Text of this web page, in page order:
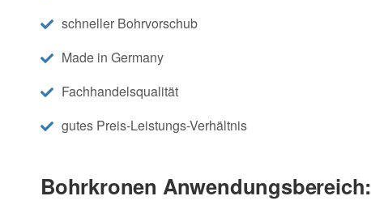
schneller Bohrvorschub
Made in Germany
Fachhandelsqualität
gutes Preis-Leistungs-Verhältnis
Bohrkronen Anwendungsbereich: